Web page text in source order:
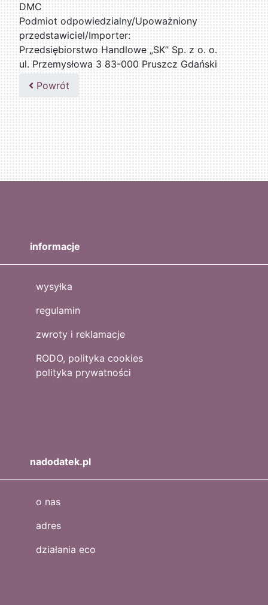
DMC
Podmiot odpowiedzialny/Upoważniony
przedstawiciel/Importer:
Przedsiębiorstwo Handlowe „SK” Sp. z o. o.
ul. Przemysłowa 3 83-000 Pruszcz Gdański
509076255
Powrót
informacje
wysyłka
regulamin
zwroty i reklamacje
RODO, polityka cookies
polityka prywatności
nadodatek.pl
o nas
adres
działania eco